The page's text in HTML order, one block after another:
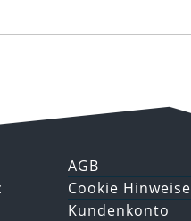
AGB
Cookie Hinweise
Kundenkonto